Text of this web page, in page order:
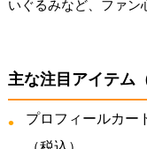
いぐるみなど、ファン
主な注目アイテム
プロフィールカー